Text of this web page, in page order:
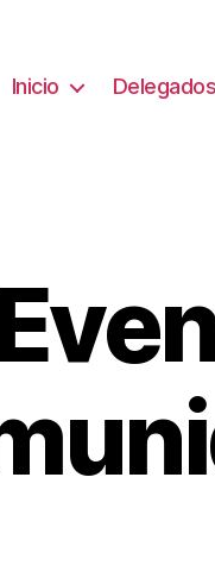
Inicio Delegados